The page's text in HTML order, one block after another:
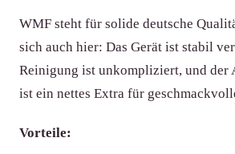
WMF steht für solide deutsche
sich auch hier: Das Gerät ist stabil
Reinigung ist unkompliziert, und der
ist ein nettes Extra für
Vorteile: